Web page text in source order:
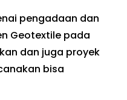
pengadaan dan
Geotextile pada
dan juga proyek
bisa